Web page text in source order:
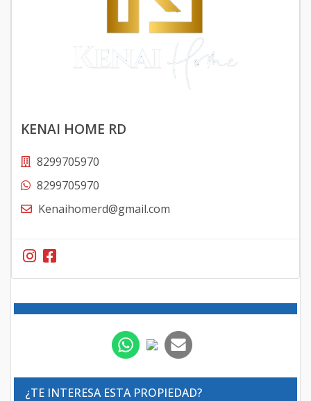
KENAI HOME RD
8299705970
8299705970
Kenaihomerd@gmail.com
¿TE INTERESA ESTA PROPIEDAD?